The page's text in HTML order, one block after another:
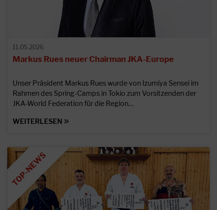
11.05.2026
Markus Rues neuer Chairman JKA-Europe
Unser Präsident Markus Rues wurde von Izumiya Sensei im
Rahmen des Spring-Camps in Tokio zum Vorsitzenden der
JKA-World Federation für die Region…
WEITERLESEN